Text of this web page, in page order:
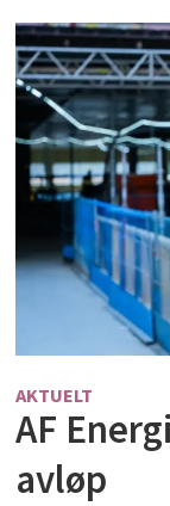
AKTUELT
AF
avløp